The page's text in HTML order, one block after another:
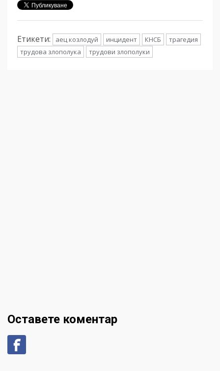
Етикети: аец козлодуй инцидент КНСБ
трагедия
трудова злополука
трудови злополуки
Оставете коментар